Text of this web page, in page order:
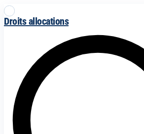
Droits allocations